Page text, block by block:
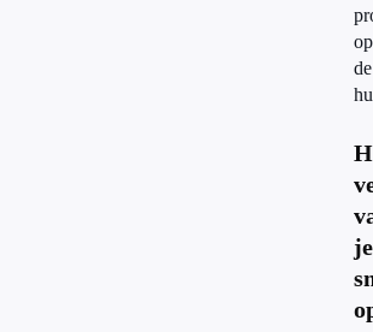
op
de
je